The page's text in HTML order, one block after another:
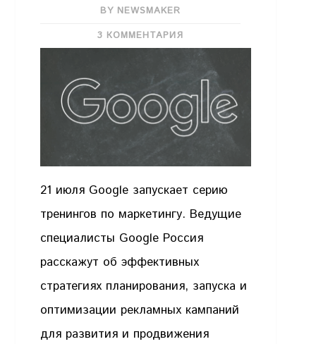
BY NEWSMAKER
3 КОММЕНТАРИЯ
21 июля Google запускает серию
тренингов по маркетингу. Ведущие
специалисты Google Россия
расскажут об эффективных
стратегиях планирования, запуска и
оптимизации рекламных кампаний
для развития и продвижения